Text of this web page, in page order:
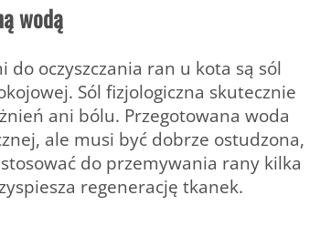
wodą
oczyszczania ran u kota są sól
. Sól fizjologiczna skutecznie
ani bólu. Przegotowana woda
ale musi być dobrze ostudzona,
do przemywania rany kilka
regenerację tkanek.